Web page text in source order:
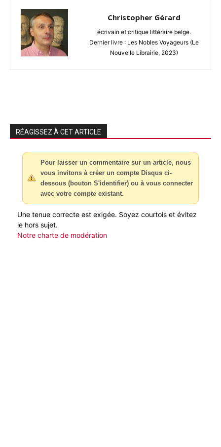
Christopher Gérard
écrivain et critique littéraire belge.
Dernier livre : Les Nobles Voyageurs (Le
Nouvelle Librairie, 2023)
RÉAGISSEZ À CET ARTICLE
Pour laisser un commentaire sur un article, nous
vous invitons à créer un compte Disqus ci-
dessous (bouton S'identifier) ou à vous connecter
avec votre compte existant.
Une tenue correcte est exigée. Soyez courtois et évitez
le hors sujet.
Notre charte de modération